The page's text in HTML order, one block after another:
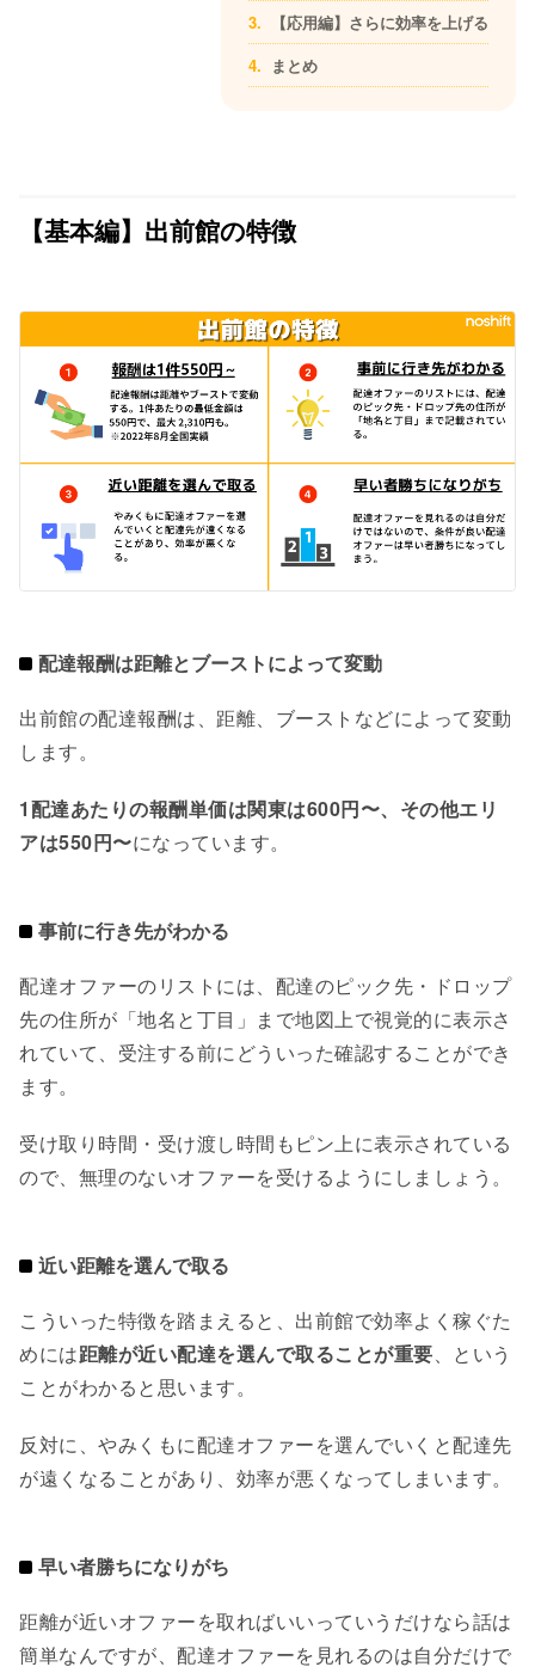
【応用編】さらに効率を上げる
まとめ
【基本編】出前館の特徴
配達報酬は距離とブーストによって変動
出前館の配達報酬は、距離、ブーストなどによって変動
します。
1配達あたりの報酬単価は関東は600円〜、その他エリ
アは550円〜になっています。
事前に行き先がわかる
配達オファーのリストには、配達のピック先・ドロップ
先の住所が「地名と丁目」まで地図上で視覚的に表示さ
れていて、受注する前にどういった確認することができ
ます。
受け取り時間・受け渡し時間もピン上に表示されている
ので、無理のないオファーを受けるようにしましょう。
近い距離を選んで取る
こういった特徴を踏まえると、出前館で効率よく稼ぐた
めには距離が近い配達を選んで取ることが重要、という
ことがわかると思います。
反対に、やみくもに配達オファーを選んでいくと配達先
が遠くなることがあり、効率が悪くなってしまいます。
早い者勝ちになりがち
距離が近いオファーを取ればいいっていうだけなら話は
簡単なんですが、配達オファーを見れるのは自分だけで